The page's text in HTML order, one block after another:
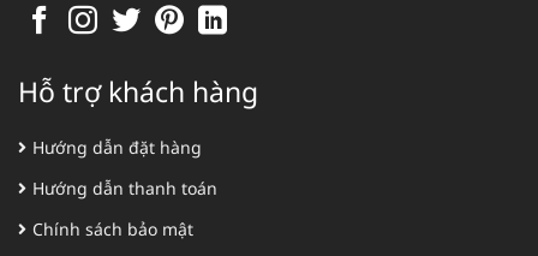
Hỗ trợ khách hàng
Hướng dẫn đặt hàng
Hướng dẫn thanh toán
Chính sách bảo mật